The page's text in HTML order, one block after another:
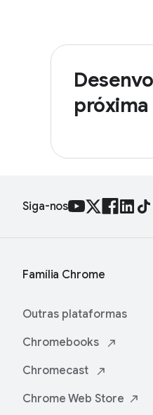
próxima
Siga-nos
Família Chrome
Outras plataformas
Chromebooks
Chromecast
Chrome Web Store